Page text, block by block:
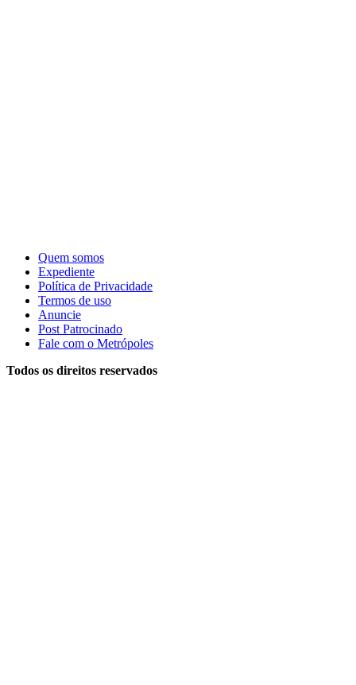
Quem somos
Expediente
Política de Privacidade
Termos de uso
Anuncie
Post Patrocinado
Fale com o Metrópoles
Todos os direitos reservados